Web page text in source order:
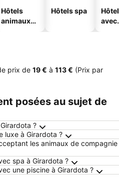
Hôtels
animaux
Hôtels spa
avec
prix de ‎19 € à ‎113 € (Prix par
posées au sujet de
?
luxe à Girardota ?
les animaux de compagnie
spa à Girardota ?
une piscine à Girardota ?